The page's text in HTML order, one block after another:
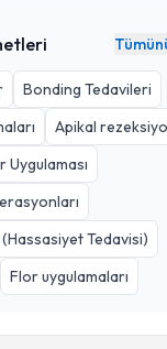
Bonding Tedavileri
Apikal
Uygulaması
Tedavisi)
Flor uygulamaları